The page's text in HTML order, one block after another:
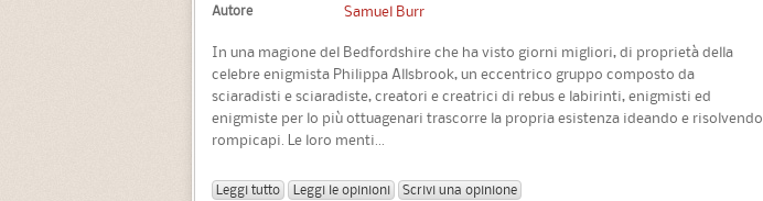
Autore Samuel Burr
In una magione del Bedfordshire che ha visto giorni migliori, di proprietà della
celebre enigmista Philippa Allsbrook, un eccentrico gruppo composto da
sciaradisti e sciaradiste, creatori e creatrici di rebus e labirinti, enigmisti ed
enigmiste per lo più ottuagenari trascorre la propria esistenza ideando e risolvendo
rompicapi. Le loro menti...
Leggi tutto Leggi le opinioni Scrivi una opinione